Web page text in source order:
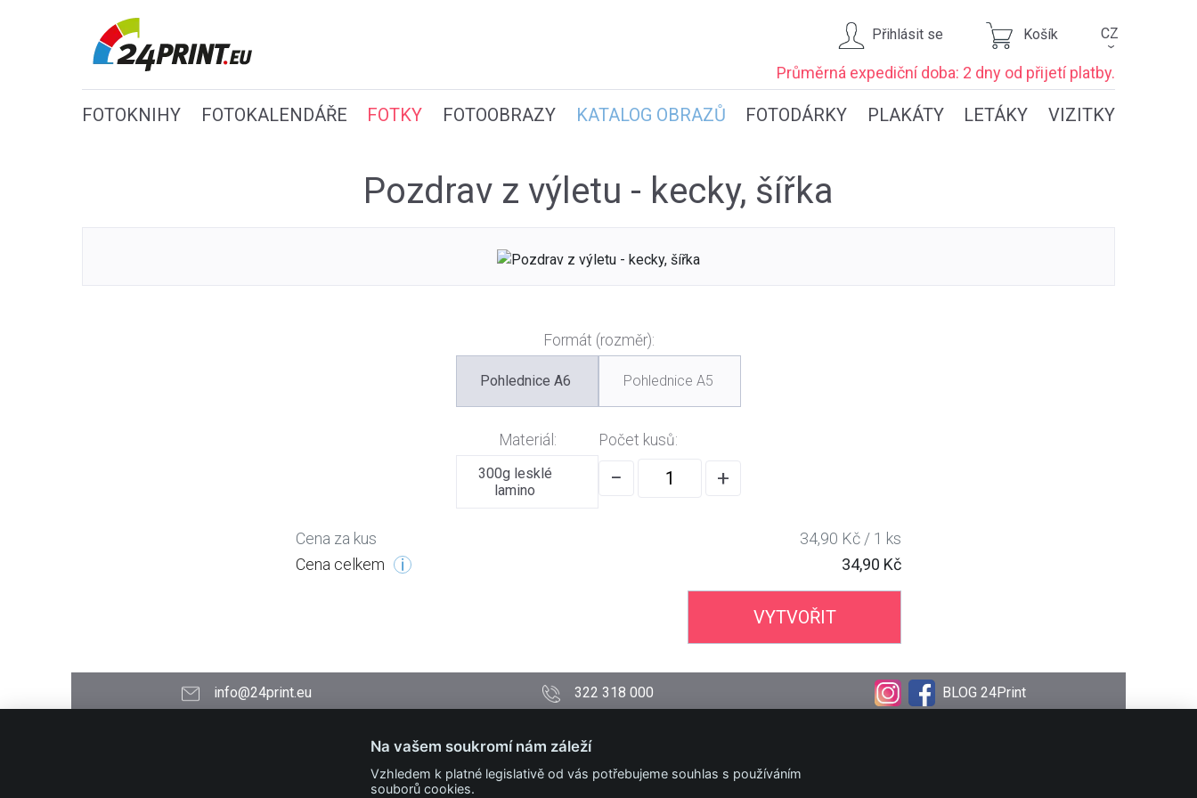
Přihlásit se Košík CZ
›
Průměrná expedičnídoba: 2 dny od přijetí platby.
FOTOKNIHY FOTOKALENDÁŘE FOTKY FOTOOBRAZY KATALOG OBRAZŮ FOTODÁRKY PLAKÁTY LETÁKY VIZITKY
Pozdrav z výletu - kecky, šířka
Formát (rozměr):
Pohlednice A6 Pohlednice A5
Materiál:
300g lesklé
lamino
Počet kusů:
− +
Cena za kus
34,90 Kč / 1 ks
Cena celkem
34,90 Kč
VYTVOŘIT
info@24print.eu 322 318 000 BLOG 24Print
PODMÍNKY
Technické podmínky
Na vašem soukromí nám záleží
Vzhledem k platné legislativě od vás potřebujeme souhlas s používáním
souborů cookies.